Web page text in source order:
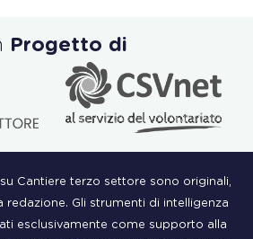
Progetto di
Cantiere terzo settore sono originali,
redazione. Gli strumenti di intelligenza
esclusivamente come supporto alla